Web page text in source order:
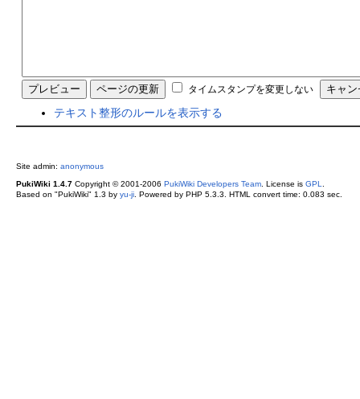
タイムスタンプを変更しない
テキスト整形のルールを表示する
Site admin: anonymous
PukiWiki 1.4.7Copyright © 2001-2006 PukiWiki Developers Team. License is GPL
Based on "PukiWiki" 1.3 by yu-ji. Powered by PHP 5.3.3. HTML convert time: 0.083 sec.